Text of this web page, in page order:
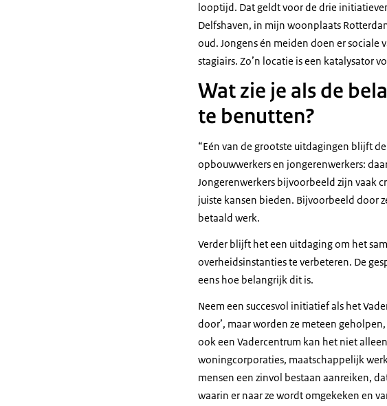
looptijd. Dat geldt voor de drie
Delfshaven, in mijn woonplaats
oud. Jongens én meiden doen er
stagiairs. Zo’n locatie is een katalysator
Wat zie je als de
te benutten?
“Eén van de grootste uitdagingen blijft
opbouwwerkers en jongerenwerkers:
Jongerenwerkers bijvoorbeeld zijn vaak
juiste kansen bieden. Bijvoorbeeld door
betaald werk.
Verder blijft het een uitdaging om het
overheidsinstanties te verbeteren. De
eens hoe belangrijk dit is.
Neem een succesvol initiatief als het
door’, maar worden ze meteen
ook een Vadercentrum kan het niet
woningcorporaties, maatschappelijk
mensen een zinvol bestaan aanreiken,
waarin er naar ze wordt omgekeken en